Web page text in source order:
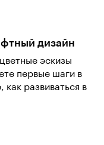
дизайн
эскизы
первые шаги в
развиваться в